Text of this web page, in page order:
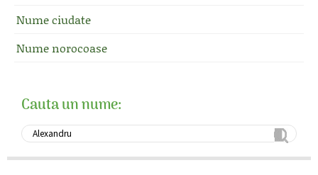
Nume ciudate
Nume norocoase
Cauta un nume: